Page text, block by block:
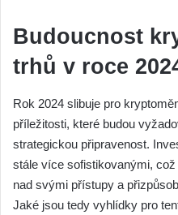
Budoucnost
trhů v roce
Rok 2024 slibuje pro
příležitosti, které budou
strategickou připravenost.
stále více sofistikovanými,
nad svými přístupy a
Jaké jsou tedy vyhlídky pro